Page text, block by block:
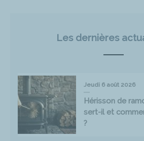
Les dernières
Jeudi 6 août 2026
Hérisson de
sert-il et
?